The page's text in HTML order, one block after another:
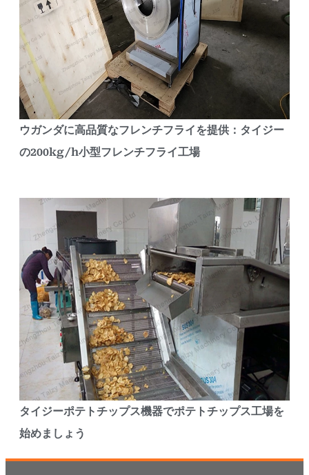
ウガンダに高品質なフレンチフライを提供：タイジー
の200kg/h小型フレンチフライ工場
タイジーポテトチップス機器でポテトチップス工場を
始めましょう